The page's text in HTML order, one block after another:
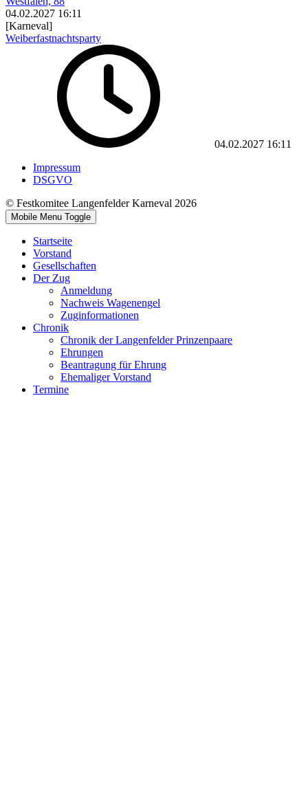
04.02.2027 16:11
[Karneval]
Weiberfastnachtsparty
04.02.2027 16:11
Impressum
DSGVO
© Festkomitee Langenfelder Karneval 2026
Mobile Menu Toggle
Startseite
Vorstand
Gesellschaften
Der Zug
Anmeldung
Nachweis Wagenengel
Zuginformationen
Chronik
Chronik der Langenfelder Prinzenpaare
Ehrungen
Beantragung für Ehrung
Ehemaliger Vorstand
Termine